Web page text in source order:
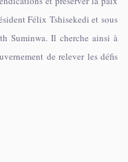
Félix Tshisekedi et sous
Suminwa. Il cherche ainsi à
de relever les défis